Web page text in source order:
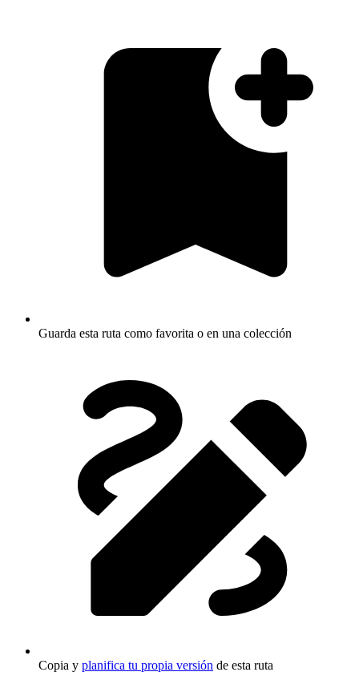
Guarda esta ruta como favorita o en una colección
Copia y planifica tu propia versión de esta ruta